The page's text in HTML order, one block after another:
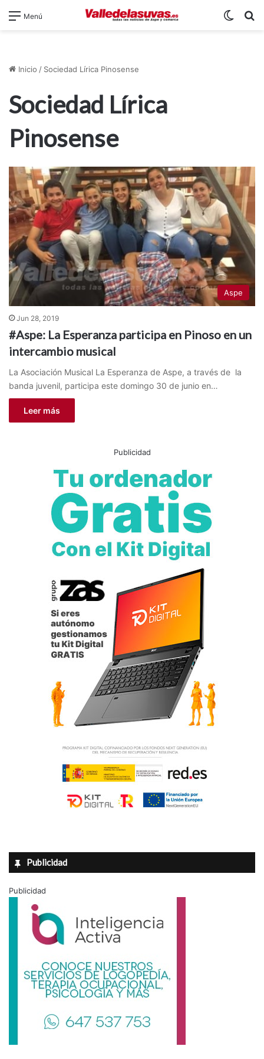
Menú
Inicio / Sociedad Lírica Pinosense
Sociedad Lírica
Pinosense
Aspe
Jun 28, 2019
#Aspe: La Esperanza participa en Pinoso en un
intercambio musical
La Asociación Musical La Esperanza de Aspe, a través de la
banda juvenil, participa este domingo 30 de junio en…
Leer más
Publicidad
Publicidad
Publicidad